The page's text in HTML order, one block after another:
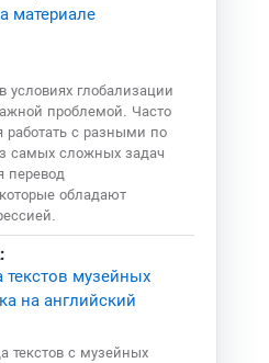
материале
глобализации
проблемой. Часто
работать с разными по
самых сложных задач
перевод
обладают
текстов музейных
на английский
текстов с музейных